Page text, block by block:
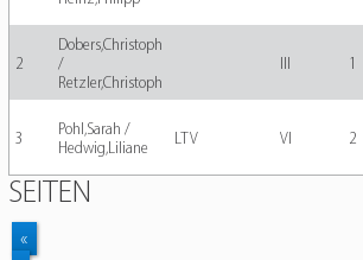
2
Dobers,Christoph
/
Retzler,Christoph
3
Pohl,Sarah /
Hedwig,Liliane
LTV VI 2
SEITEN
«